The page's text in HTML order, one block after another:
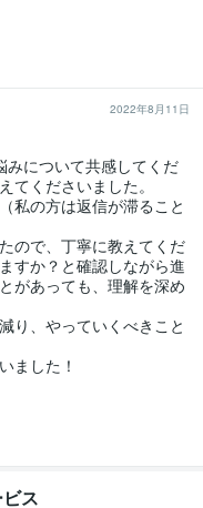
2022年8月11日
みについて共感してくだ
てくださいました。
私の方は返信が滞ること
ので、丁寧に教えてくだ
すか？と確認しながら進
があっても、理解を深め
り、やっていくべきこと
ました！
ス